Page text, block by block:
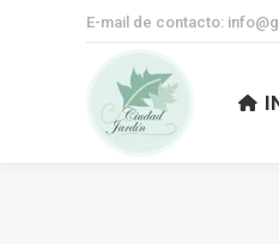
E-mail de contacto: